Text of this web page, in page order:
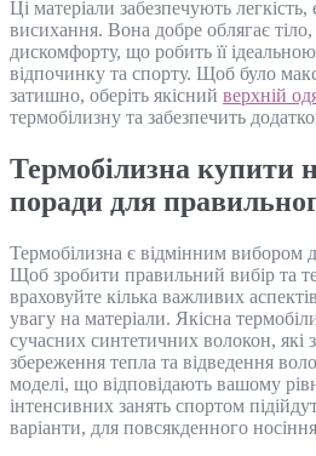
Ці матеріали забезпечують
висихання. Вона добре облягає
дискомфорту, що робить її
відпочинку та спорту. Щоб було
затишно, оберіть якісний верхній
термобілизну та забезпечить
Термобілизна купити
поради для
Термобілизна є відмінним вибором
Щоб зробити правильний вибір та
враховуйте кілька важливих
увагу на матеріали. Якісна
сучасних синтетичних волокон, які
збереження тепла та відведення
моделі, що відповідають вашому
інтенсивних занять спортом
варіанти, для повсякденного